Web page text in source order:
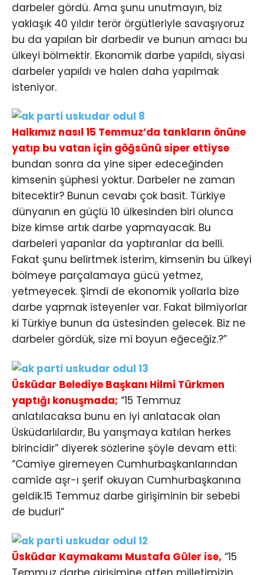
darbeler gördü. Ama şunu unutmayın, biz
yaklaşık 40 yıldır terör örgütleriyle savaşıyoruz
bu da yapılan bir darbedir ve bunun amacı bu
ülkeyi bölmektir. Ekonomik darbe yapıldı, siyasi
darbeler yapıldı ve halen daha yapılmak
isteniyor.
Halkımız nasıl 15 Temmuz’da tankların önüne
yatıp bu vatan için göğsünü siper ettiyse
bundan sonra da yine siper edeceğinden
kimsenin şüphesi yoktur. Darbeler ne zaman
bitecektir? Bunun cevabı çok basit. Türkiye
dünyanın en güçlü 10 ülkesinden biri olunca
bize kimse artık darbe yapmayacak. Bu
darbeleri yapanlar da yaptıranlar da belli.
Fakat şunu belirtmek isterim, kimsenin bu ülkeyi
bölmeye parçalamaya gücü yetmez,
yetmeyecek. Şimdi de ekonomik yollarla bize
darbe yapmak isteyenler var. Fakat bilmiyorlar
ki Türkiye bunun da üstesinden gelecek. Biz ne
darbeler gördük, size mi boyun eğeceğiz.?”
Üsküdar Belediye Başkanı Hilmi Türkmen
yaptığı konuşmada; “15 Temmuz
anlatılacaksa bunu en iyi anlatacak olan
Üsküdarlılardır, Bu yarışmaya katılan herkes
birincidir” diyerek sözlerine şöyle devam etti:
“Camiye giremeyen Cumhurbaşkanlarından
camide aşr-ı şerif okuyan Cumhurbaşkanına
geldik.15 Temmuz darbe girişiminin bir sebebi
de buduri”
Üsküdar Kaymakamı Mustafa Güler ise, “15